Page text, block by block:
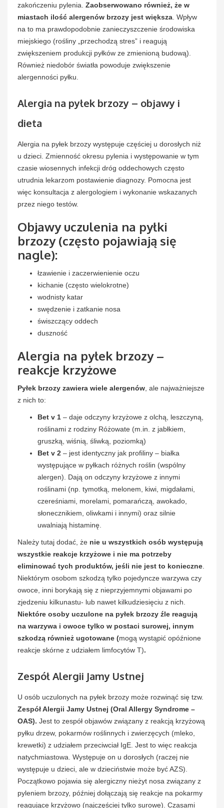
zakończeniu pylenia. Zaobserwowano również, że w
miastach ilość alergenów brzozy jest większa . Wpływ
na to ma prawdopodobnie zanieczyszczenie środowiska
miejskiego (rośliny „przechodzą stres” i reagują
zwiększeniem produkcji pyłków ze zmienioną budową).
Również niedobór światła powoduje zwiększenie
alergenności pyłku.
Alergia na pyłek brzozy – objawy i
dieta
Alergia na pyłek brzozy występuje częściej u dorosłych niż
u dzieci. Zmienność okresu pylenia i występowanie w tym
czasie wiosennych infekcji dróg oddechowych często
utrudnia lekarzom postawienie diagnozy. Pomocna jest
więc konsultacja z alergologiem i wykonanie wskazanych
przez niego testów.
Objawy uczulenia na pyłki
brzozy (często pojawiają się
nagle):
łzawienie i zaczerwienienie oczu
kichanie (często wielokrotne)
wodnisty katar
swędzenie i zatkanie nosa
świszczący oddech
duszność
Alergia na pyłek brzozy –
reakcje krzyżowe
Pyłek brzozy zawiera wiele alergenów , ale najważniejsze
z nich to:
Bet v 1 – daje odczyny krzyżowe z olchą, leszczyną,
roślinami z rodziny Różowate (m.in. z jabłkiem,
gruszką, wiśnią, śliwką, poziomką)
Bet v 2 – jest identyczny jak profiliny – białka
występujące w pyłkach różnych roślin (wspólny
alergen). Dają on odczyny krzyżowe z innymi
roślinami (np. tymotką, melonem, kiwi, migdałami,
czereśniami, morelami, pomarańczą, awokado,
słonecznikiem, oliwkami i innymi) oraz silnie
uwalniają histaminę.
Należy tutaj dodać, że nie u wszystkich osób występują
wszystkie reakcje krzyżowe i nie ma potrzeby
eliminować tych produktów, jeśli nie jest to konieczne
Niektórym osobom szkodzą tylko pojedyncze warzywa czy
owoce, inni borykają się z nieprzyjemnymi objawami po
zjedzeniu kilkunastu- lub nawet kilkudziesięciu z nich.
Niektóre osoby uczulone na pyłek brzozy źle reagują
na warzywa i owoce tylko w postaci surowej, innym
szkodzą również ugotowane (mogą wystąpić opóźnione
reakcje skórne z udziałem limfocytów T).
Zespół Alergii Jamy Ustnej
U osób uczulonych na pyłek brzozy może rozwinąć się tzw.
Zespół Alergii Jamy Ustnej (Oral Allergy Syndrome –
OAS). Jest to zespół objawów związany z reakcją krzyżową
pyłku drzew, pokarmów roślinnych i zwierzęcych (mleko,
krewetki) z udziałem przeciwciał IgE. Jest to więc reakcja
natychmiastowa. Występuje on u dorosłych (raczej nie
występuje u dzieci, ale w dzieciństwie może być AZS).
Początkowo pojawia się alergiczny nieżyt nosa związany z
pyleniem brzozy, później dołączają się reakcje na pokarmy
reagujące krzyżowo (najczęściej tylko surowe). Czasami